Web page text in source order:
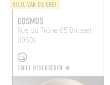
STIJL VAN DE CHEF
COSMOS
Rue du Trône 65 Brussel
(1050)
TAFEL RESERVEREN